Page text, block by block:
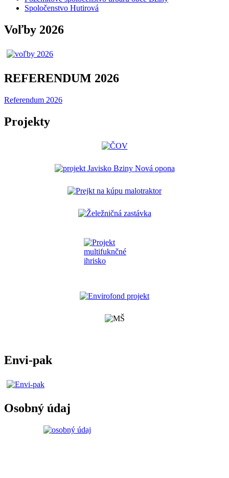
Spoločenstvo Hutirová
Voľby 2026
REFERENDUM 2026
Referendum 2026
Projekty
Envi-pak
Osobný údaj